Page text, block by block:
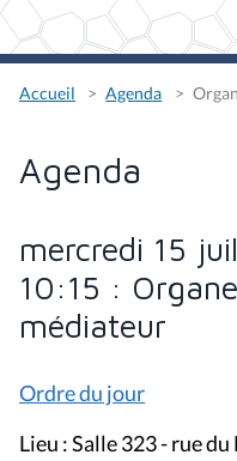
Accueil Agenda
Agenda
mercredi 15
10:15 :
médiateur
Ordre du jour
Lieu : Salle 323 - rue